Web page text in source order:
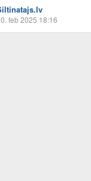
feb 2025 18:16